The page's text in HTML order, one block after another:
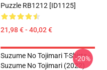
Puzzle RB1212 [ID1125]
21,98 € - 40,02 €
Suzume No Tojimari T-Shirts -
Suzume No Tojimari (2022)
-20%